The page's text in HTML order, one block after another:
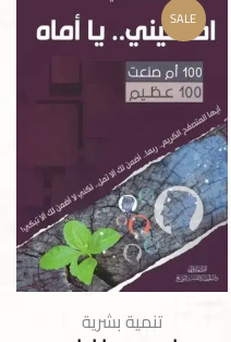
SALE
تنمية بشرية